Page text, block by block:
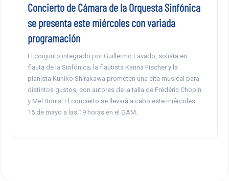
Concierto de Cámara de la Orquesta Sinfónica
se presenta este miércoles con variada
programación
El conjunto integrado por Guillermo Lavado, solista en
flauta de la Sinfónica; la flautista Karina Fischer y la
pianista Kuniko Shirakawa prometen una cita musical para
distintos gustos, con autores de la talla de Frédéric Chopin
y Mel Bonis. El concierto se llevará a cabo este miércoles
15 de mayo a las 19 horas en el GAM.